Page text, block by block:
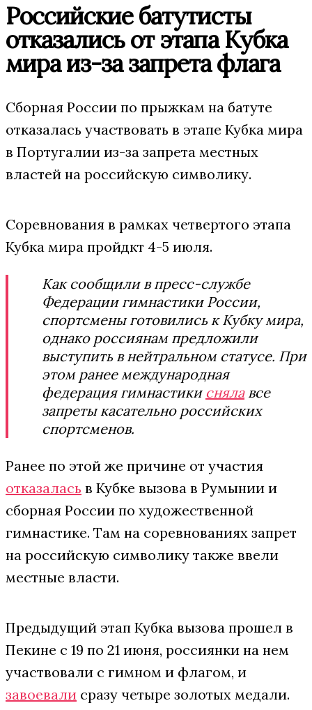
Российские батутисты
отказались от этапа Кубка
мира из-за запрета флага
Сборная России по прыжкам на батуте
отказалась участвовать в этапе Кубка мира
в Португалии из-за запрета местных
властей на российскую символику.
Соревнования в рамках четвертого этапа
Кубка мира пройдкт 4-5 июля.
Как сообщили в пресс-службе
Федерации гимнастики России,
спортсмены готовились к Кубку мира,
однако россиянам предложили
выступить в нейтральном статусе. При
этом ранее международная
федерация гимнастики снялавсе
запреты касательно российских
спортсменов.
Ранее по этой же причине от участия
отказалась в Кубке вызова в Румынии и
сборная России по художественной
гимнастике. Там на соревнованиях запрет
на российскую символику также ввели
местные власти.
Предыдущий этап Кубка вызова прошел в
Пекине с 19 по 21 июня, россиянки на нем
участвовали с гимном и флагом, и
завоевали сразу четыре золотых медали.